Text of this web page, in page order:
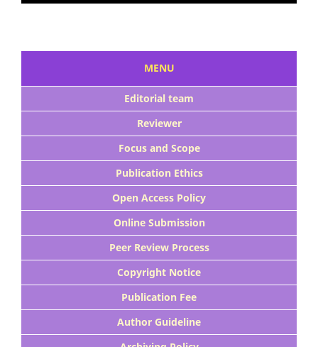
MENU
Editorial team
Reviewer
Focus and Scope
Publication Ethics
Open Access Policy
Online Submission
Peer Review Process
Copyright Notice
Publication Fee
Author Guideline